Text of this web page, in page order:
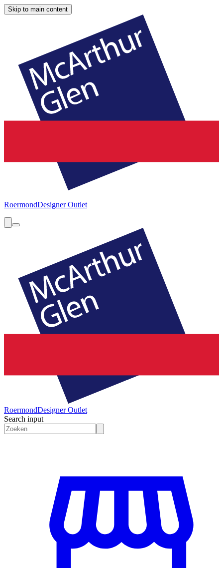
Skip to main content
RoermondDesigner Outlet
RoermondDesigner Outlet
Search input